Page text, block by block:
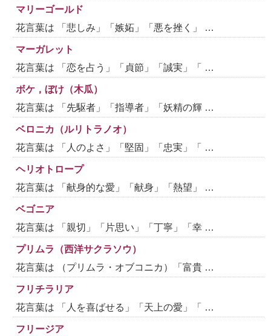
マリーゴールド
花言葉は 「悲しみ」「嫉妬」「悪を挫く」 …
マーガレット
花言葉は 「恋を占う」「貞節」「誠実」「 …
ボケ，ぼけ（木瓜）
花言葉は 「先駆者」「指導者」「妖精の輝 …
ベロニカ（ルリトラノオ）
花言葉は 「人のよさ」「堅固」「忠実」「 …
ヘリオトロープ
花言葉は 「献身的な愛」「献身」「熱望」 …
ベゴニア
花言葉は 「親切」「片思い」「丁寧」「幸 …
プリムラ（西洋サクラソウ）
花言葉は （プリムラ・オブコニカ）「富貴 …
フリチラリア
花言葉は 「人を喜ばせる」「天上の愛」「 …
フリージア